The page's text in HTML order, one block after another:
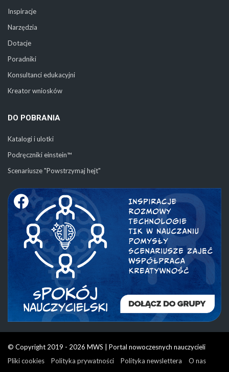
Inspiracje
Narzędzia
Dotacje
Poradniki
Konsultanci edukacyjni
Kreator wniosków
DO POBRANIA
Katalogi i ulotki
Podręczniki einstein™
Scenariusze "Powstrzymaj hejt"
© Copyright 2019 - 2026 MWS | Portal nowoczesnych nauczycieli
Pliki cookies
Polityka prywatności Polityka newslettera O nas